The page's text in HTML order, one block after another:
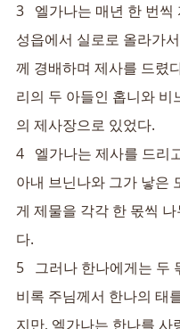
3   엘가나는 매년 한 번씩
성읍에서 실로로 올라가
께 경배하며 제사를 드렸
리의 두 아들인 홉니와 비
의 제사장으로 있었다.
4   엘가나는 제사를 드리
아내 브닌나와 그가 낳은
게 제물을 각각 한 몫씩
다.
5   그러나 한나에게는 두
비록 주님께서 한나의 태
지만, 엘가나는 한나를 사